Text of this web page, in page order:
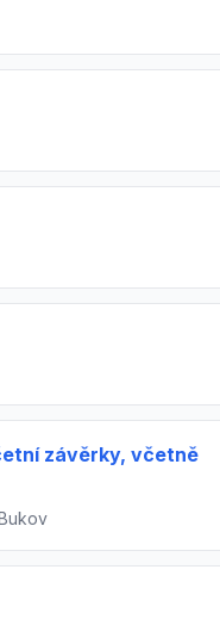
závěrky, včetně